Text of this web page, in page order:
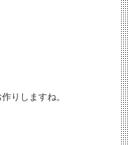
りしますね。